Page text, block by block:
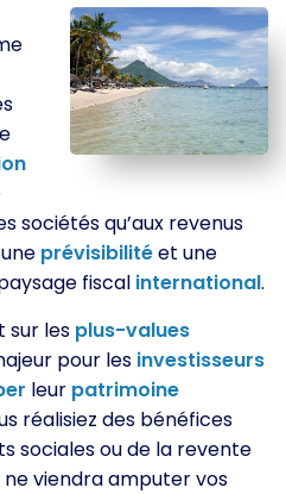
sociétés qu’aux revenus
prévisibilitéet une
fiscal international.
sur les plus-values
pour les investisseurs
leur patrimoine
réalisiez des bénéfices
sociales ou de la revente
viendra amputer vos